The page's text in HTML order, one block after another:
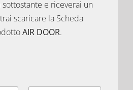
e riceverai un
scaricare la Scheda
AIR DOOR.